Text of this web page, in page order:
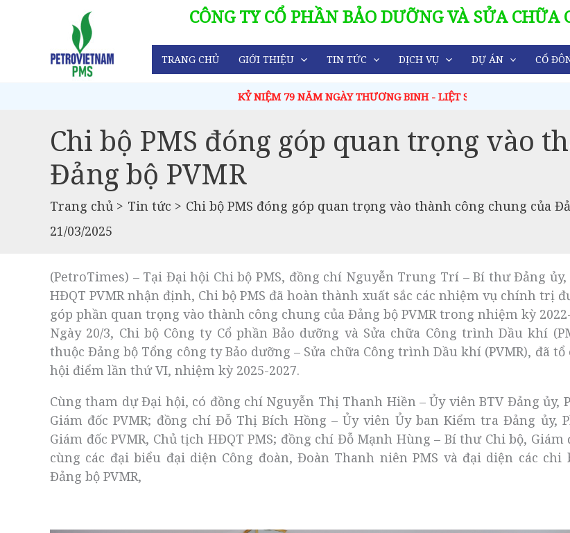
CÔNG TY CỔ PHẦN BẢO DƯỠNG VÀ SỬA
TRANG CHỦ GIỚI THIỆU TIN TỨC DỊCH VỤ DỰ ÁN CỔ
KỶ NIỆM 79 NĂM NGÀY THƯƠNG BINH - LIỆT SĨ (27/7/1947 - 27/7/2026)
Chi bộ PMS đóng góp quan trọng vào
Đảng bộ PVMR
Trang chủ Tin tức
Chi bộ PMS đóng góp quan trọng vào thành công chung của
21/03/2025
(PetroTimes) – Tại Đại hội Chi bộ PMS, đồng chí Nguyễn Trung Trí – Bí thư Đảng ủy,
HĐQT PVMR nhận định, Chi bộ PMS đã hoàn thành xuất sắc các nhiệm vụ chính trị
góp phần quan trọng vào thành công chung của Đảng bộ PVMR trong nhiệm kỳ
Ngày 20/3, Chi bộ Công ty Cổ phần Bảo dưỡng và Sửa chữa Công trình Dầu khí
thuộc Đảng bộ Tổng công ty Bảo dưỡng – Sửa chữa Công trình Dầu khí (PVMR), đã
hội điểm lần thứ VI, nhiệm kỳ 2025-2027.
Cùng tham dự Đại hội, có đồng chí Nguyễn Thị Thanh Hiền – Ủy viên BTV Đảng ủy,
Giám đốc PVMR; đồng chí Đỗ Thị Bích Hồng – Ủy viên Ủy ban Kiểm tra Đảng ủy,
Giám đốc PVMR, Chủ tịch HĐQT PMS; đồng chí Đỗ Mạnh Hùng – Bí thư Chi bộ, Giám
cùng các đại biểu đại diện Công đoàn, Đoàn Thanh niên PMS và đại diện các chi
Đảng bộ PVMR,